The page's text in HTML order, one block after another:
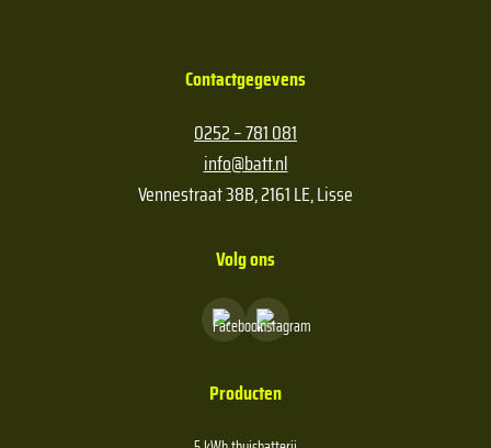
Contactgegevens
0252 – 781 081
info@batt.nl
Vennestraat 38B, 2161 LE, Lisse
Volg ons
Producten